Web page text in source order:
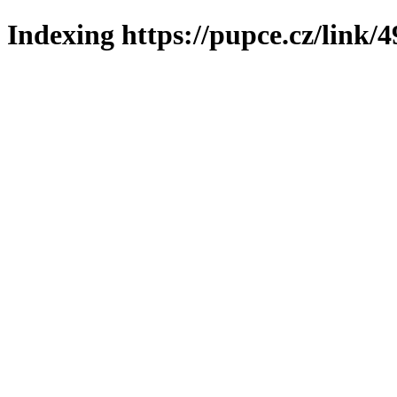
Indexing https://pupce.cz/link/